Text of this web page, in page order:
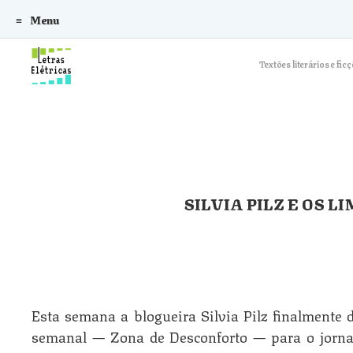
Textões literários e
Menu
Skip to content
SILVIA PILZ E OS
Esta semana a blogueira Silvia Pilz finalmente
semanal — Zona de Desconforto — para o